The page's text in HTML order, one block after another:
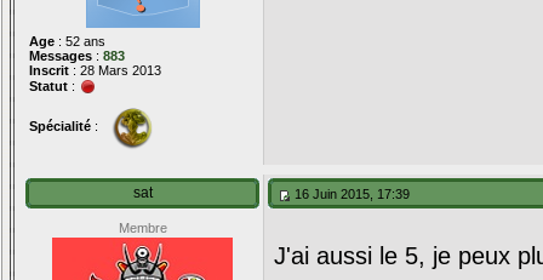
Age : 52 ans
Messages : 883
Inscrit : 28 Mars 2013
Statut :
Spécialité :
sat
Membre
16 Juin 2015, 17:39
J'ai aussi le 5, je peux